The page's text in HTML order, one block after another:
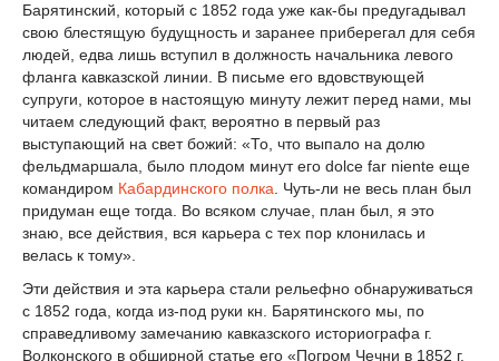
Барятинский, который с 1852 года уже как-бы предугадывал
свою блестящую будущность и заранее приберегал для себя
людей, едва лишь вступил в должность начальника левого
фланга кавказской линии. В письме его вдовствующей
супруги, которое в настоящую минуту лежит перед нами, мы
читаем следующий факт, вероятно в первый раз
выступающий на свет божий: «То, что выпало на долю
фельдмаршала, было плодом минут его dolce far niente еще
командиром Кабардинского полка. Чуть-ли не весь план был
придуман еще тогда. Во всяком случае, план был, я это
знаю, все действия, вся карьера с тех пор клонилась и
велась к тому».
Эти действия и эта карьера стали рельефно обнаруживаться
с 1852 года, когда из-под руки кн. Барятинского мы, по
справедливому замечанию кавказского историографа г.
Волконского в обширной статье его «Погром Чечни в 1852 г.